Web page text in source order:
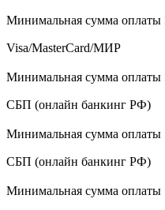
Минимальная сумма оплаты
Visa/MasterCard/МИР
Минимальная сумма оплаты
СБП (онлайн банкинг РФ)
Минимальная сумма оплаты
СБП (онлайн банкинг РФ)
Минимальная сумма оплаты